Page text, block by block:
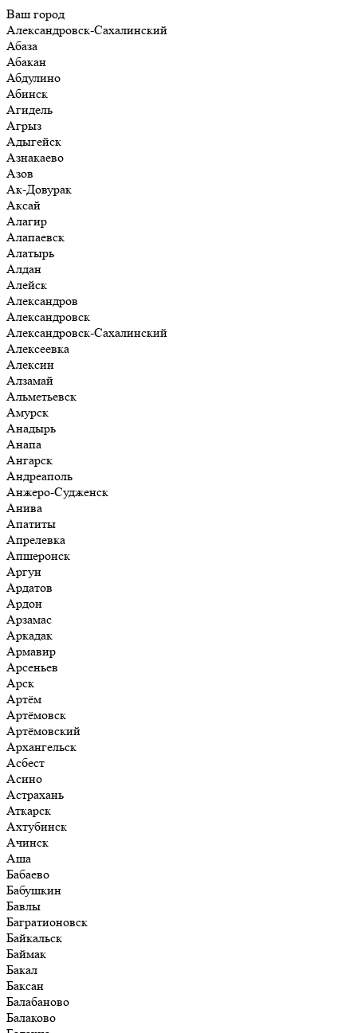
Ваш город
Александровск-Сахалинский
Абаза
Абакан
Абдулино
Абинск
Агидель
Агрыз
Адыгейск
Азнакаево
Азов
Ак-Довурак
Аксай
Алагир
Алапаевск
Алатырь
Алдан
Алейск
Александров
Александровск
Александровск-Сахалинский
Алексеевка
Алексин
Алзамай
Альметьевск
Амурск
Анадырь
Анапа
Ангарск
Андреаполь
Анжеро-Судженск
Анива
Апатиты
Апрелевка
Апшеронск
Аргун
Ардатов
Ардон
Арзамас
Аркадак
Армавир
Арсеньев
Арск
Артём
Артёмовск
Артёмовский
Архангельск
Асбест
Асино
Астрахань
Аткарск
Ахтубинск
Ачинск
Аша
Бабаево
Бабушкин
Бавлы
Багратионовск
Байкальск
Баймак
Бакал
Баксан
Балабаново
Балаково